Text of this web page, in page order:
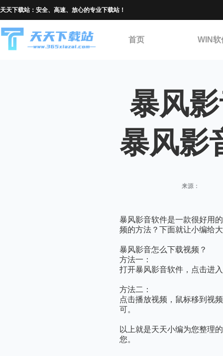
天天下载站：安全、高速、放心的专业下载站！
首页 WIN软
暴风
暴风影
来源：
暴风影音软件是一款很好用
频的方法？下面就让小编给
暴风影音怎么下载视频？
方法一：
打开暴风影音软件，点击进
方法二：
点击播放视频，鼠标移到视
可。
以上就是天天小编为您整理
您。